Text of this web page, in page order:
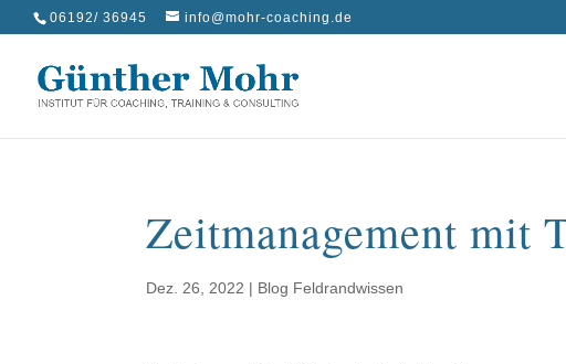
06192/ 36945 info@mohr-coaching.de
Zeitmanagement mit
Dez. 26, 2022 | Blog Feldrandwissen